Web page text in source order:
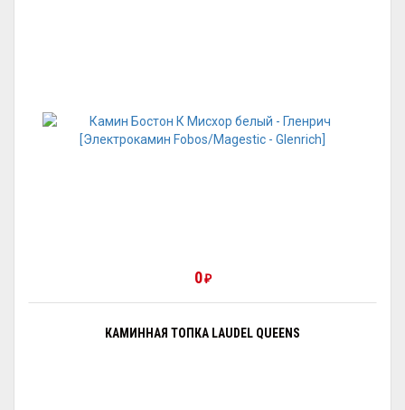
0₽
КАМИННАЯ ТОПКА LAUDEL QUEENS